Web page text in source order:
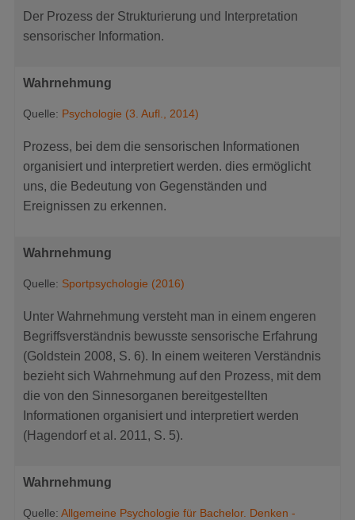
Der Prozess der Strukturierung und Interpretation
sensorischer Information.
Wahrnehmung
Quelle: Psychologie (3. Aufl., 2014)
Prozess, bei dem die sensorischen Informationen
organisiert und interpretiert werden. dies ermöglicht
uns, die Bedeutung von Gegenständen und
Ereignissen zu erkennen.
Wahrnehmung
Quelle: Sportpsychologie (2016)
Unter Wahrnehmung versteht man in einem engeren
Begriffsverständnis bewusste sensorische Erfahrung
(Goldstein 2008, S. 6). In einem weiteren Verständnis
bezieht sich Wahrnehmung auf den Prozess, mit dem
die von den Sinnesorganen bereitgestellten
Informationen organisiert und interpretiert werden
(Hagendorf et al. 2011, S. 5).
Wahrnehmung
Quelle: Allgemeine Psychologie für Bachelor. Denken -